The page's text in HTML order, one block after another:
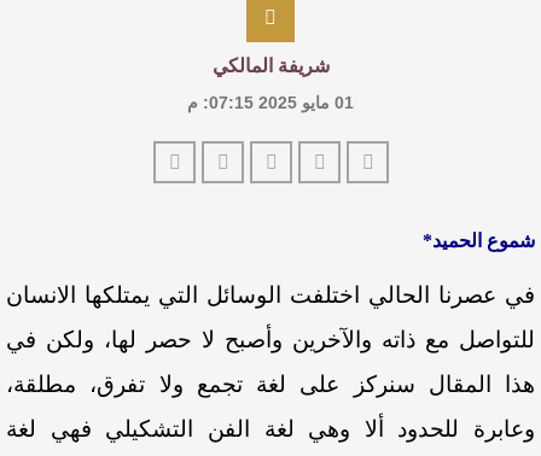
شريفة المالكي
01 مايو 2025 07:15: م
شموع الحميد*
في عصرنا الحالي اختلفت الوسائل التي يمتلكها الانسان
للتواصل مع ذاته والآخرين وأصبح لا حصر لها، ولكن في
هذا المقال سنركز على لغة تجمع ولا تفرق، مطلقة،
وعابرة للحدود ألا وهي لغة الفن التشكيلي فهي لغة